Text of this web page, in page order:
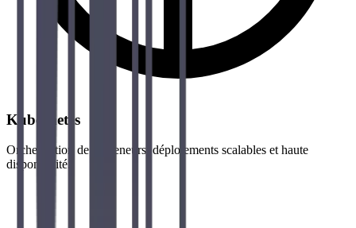
Kubernetes
Orchestration de conteneurs, déploiements scalables et haute
disponibilité.